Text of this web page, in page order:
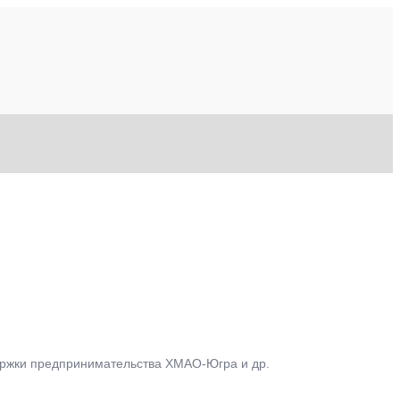
предпринимательства ХМАО-Югра и др.